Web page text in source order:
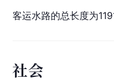
客运水路的总长度为
社会